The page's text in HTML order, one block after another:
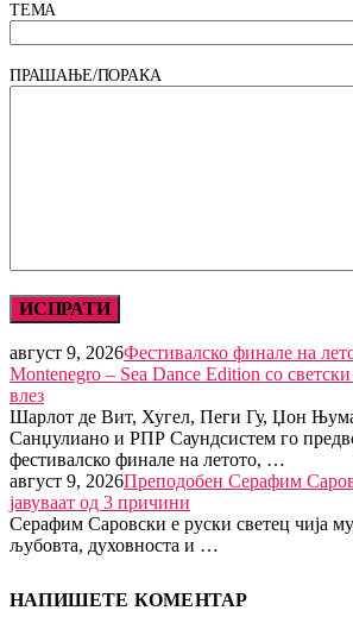
ТЕМА
ПРАШАЊЕ/ПОРАКА
август 9, 2026Фестивалско финале на
Montenegro – Sea Dance Edition со
влез
Шарлот де Вит, Хугел, Пеги Гу, Џон
Санџулиано и РПР Саундсистем го
фестивалско финале на летото, …
август 9, 2026Преподобен Серафим
јавуваат од 3 причини
Серафим Саровски е руски светец чија
љубовта, духовноста и …
НАПИШЕТЕ КОМЕНТАР